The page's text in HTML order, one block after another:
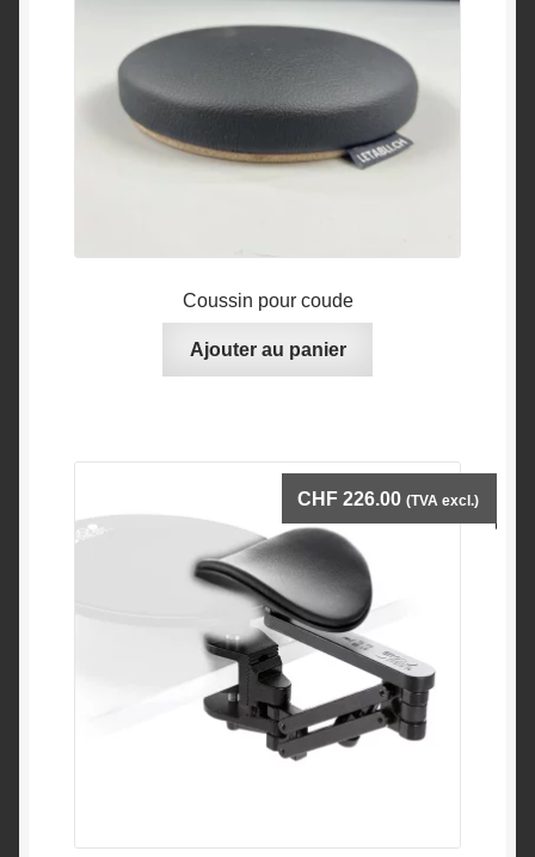
Coussin pour coude
Ajouter au panier
CHF 226.00 (TVA excl.)